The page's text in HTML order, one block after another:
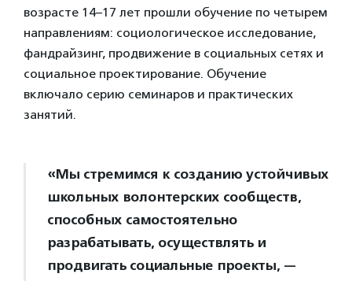
возрасте 14–17 лет прошли обучение по четырем
направлениям: социологическое исследование,
фандрайзинг, продвижение в социальных сетях и
социальное проектирование. Обучение
включало серию семинаров и практических
занятий.
«Мы стремимся к созданию устойчивых
школьных волонтерских сообществ,
способных самостоятельно
разрабатывать, осуществлять и
продвигать социальные проекты, —